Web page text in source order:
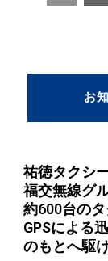
お
祐徳タクシ
福交無線グ
約600台のタ
GPSによる
のもとへ駆